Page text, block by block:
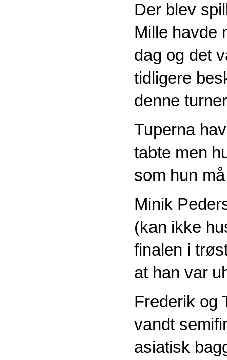
Der blev
Mille havde
dag og det
tidligere
denne
Tuperna
tabte men
som hun
Minik
(kan ikke
finalen i
at han var
Frederik og
vandt
asiatisk